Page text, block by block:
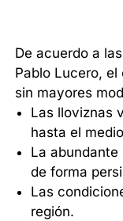
De acuerdo a
Pablo Lucero,
sin mayores
Las lloviznas
hasta el
La abundante
de forma
Las
región.